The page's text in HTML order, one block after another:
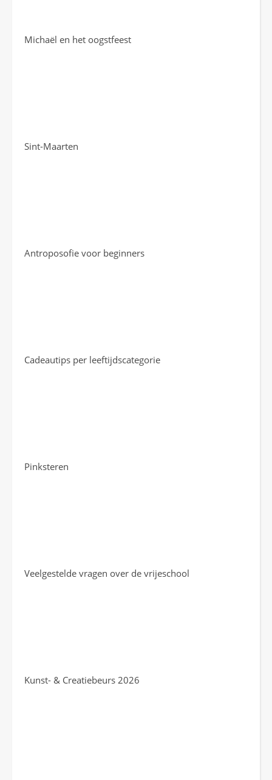
Michaël en het oogstfeest
Sint-Maarten
Antroposofie voor beginners
Cadeautips per leeftijdscategorie
Pinksteren
Veelgestelde vragen over de vrijeschool
Kunst- & Creatiebeurs 2026